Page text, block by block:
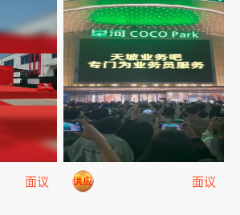
面议 面议